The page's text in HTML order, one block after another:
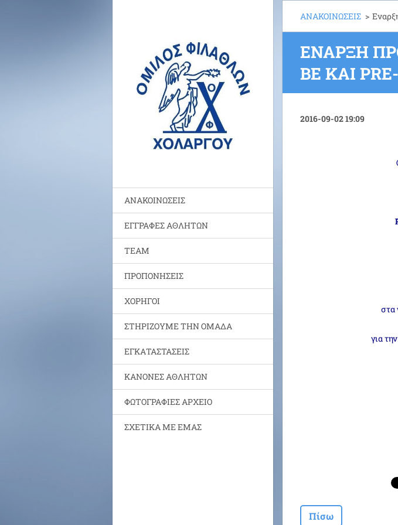
ΑΝΑΚΟΙΝΩΣΕΙΣ
ΕΓΓΡΑΦΕΣ ΑΘΛΗΤΩΝ
TEAM
ΠΡΟΠΟΝΗΣΕΙΣ
ΧΟΡΗΓΟΙ
ΣΤΗΡΙΖΟΥΜΕ ΤΗΝ ΟΜΑΔΑ
ΕΓΚΑΤΑΣΤΑΣΕΙΣ
ΚΑΝΟΝΕΣ ΑΘΛΗΤΩΝ
ΦΩΤΟΓΡΑΦΙΕΣ ΑΡΧΕΙΟ
ΣΧΕΤΙΚΑ ΜΕ ΕΜΑΣ
ΑΝΑΚΟΙΝΩΣΕΙΣ >
ΕΝΑΡΞΗ
BE ΚΑΙ
2016-09-02 19:09
στα
για
Πίσω